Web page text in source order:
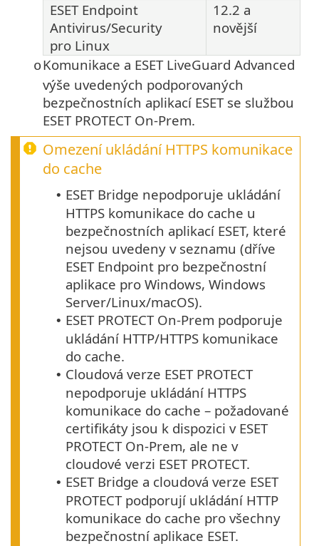
ESET Endpoint
Antivirus/Security
pro Linux
12.2 a
novější
oKomunikace a ESET LiveGuard Advanced
výše uvedených podporovaných
bezpečnostních aplikací ESET se službou
ESET PROTECT On-Prem.
Omezení ukládání HTTPS komunikace
do cache
• ESET Bridge nepodporuje ukládání
HTTPS komunikace do cache u
bezpečnostních aplikací ESET, které
nejsou uvedeny v seznamu (dříve
ESET Endpoint pro bezpečnostní
aplikace pro Windows, Windows
Server/Linux/macOS).
• ESET PROTECT On-Prem podporuje
ukládání HTTP/HTTPS komunikace
do cache.
• Cloudová verze ESET PROTECT
nepodporuje ukládání HTTPS
komunikace do cache – požadované
certifikáty jsou k dispozici v ESET
PROTECT On-Prem, ale ne v
cloudové verzi ESET PROTECT.
• ESET Bridge a cloudová verze ESET
PROTECT podporují ukládání HTTP
komunikace do cache pro všechny
bezpečnostní aplikace ESET.